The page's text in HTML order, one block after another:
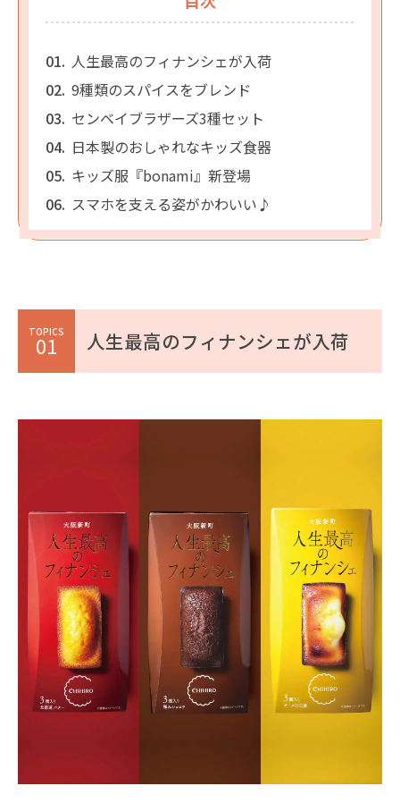
人生最高のフィナンシェが入荷
9種類のスパイスをブレンド
センベイブラザーズ3種セット
日本製のおしゃれなキッズ食器
キッズ服『bonami』新登場
スマホを支える姿がかわいい♪
TOPICS
01 人生最高のフィナンシェが入荷